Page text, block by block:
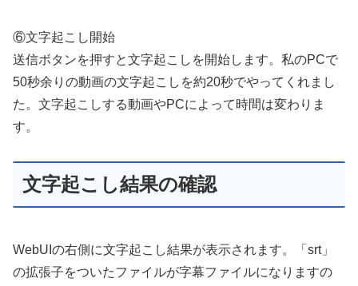
⑥文字起こし開始
送信ボタンを押すと文字起こしを開始します。私のPCで
50秒余りの動画の文字起こしを約20秒でやってくれまし
た。文字起こしする動画やPCによって時間は変わりま
す。
文字起こし結果の確認
WebUIの右側に文字起こし結果が表示されます。「srt」
の拡張子をついたファイルが字幕ファイルになりますの